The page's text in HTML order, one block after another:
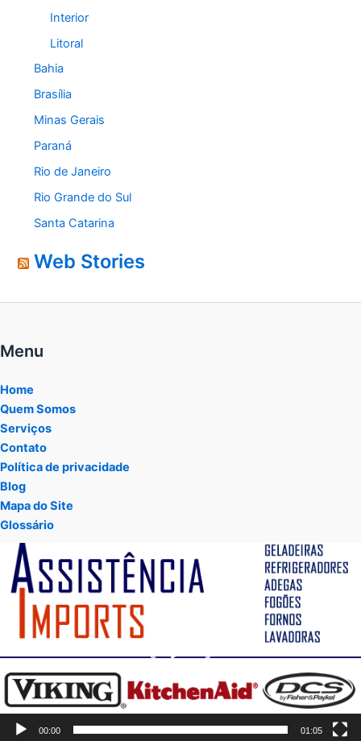
Interior
Litoral
Bahia
Brasília
Minas Gerais
Paraná
Rio de Janeiro
Rio Grande do Sul
Santa Catarina
Web Stories
Menu
Home
Quem Somos
Serviços
Contato
Política de privacidade
Blog
Mapa do Site
Glossário
Tocador
vídeo
00:00 01:05